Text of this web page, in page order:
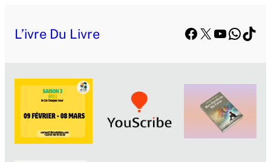
L’ivre Du Livre Facebook
X YouTube